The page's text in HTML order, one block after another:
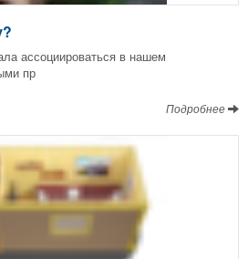
ассоциироваться в нашем
пр
Подробнее